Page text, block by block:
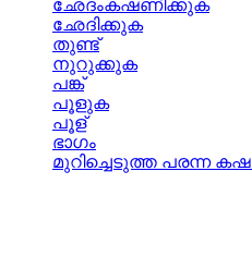
ഛേദംകഷണിക്കുക
ഛേദിക്കുക
തുണ്ട്
നുറുക്കുക
പങ്ക്
പൂളുക
പൂള്
ഭാഗം
മുറിച്ചെടുത്ത പരന്ന